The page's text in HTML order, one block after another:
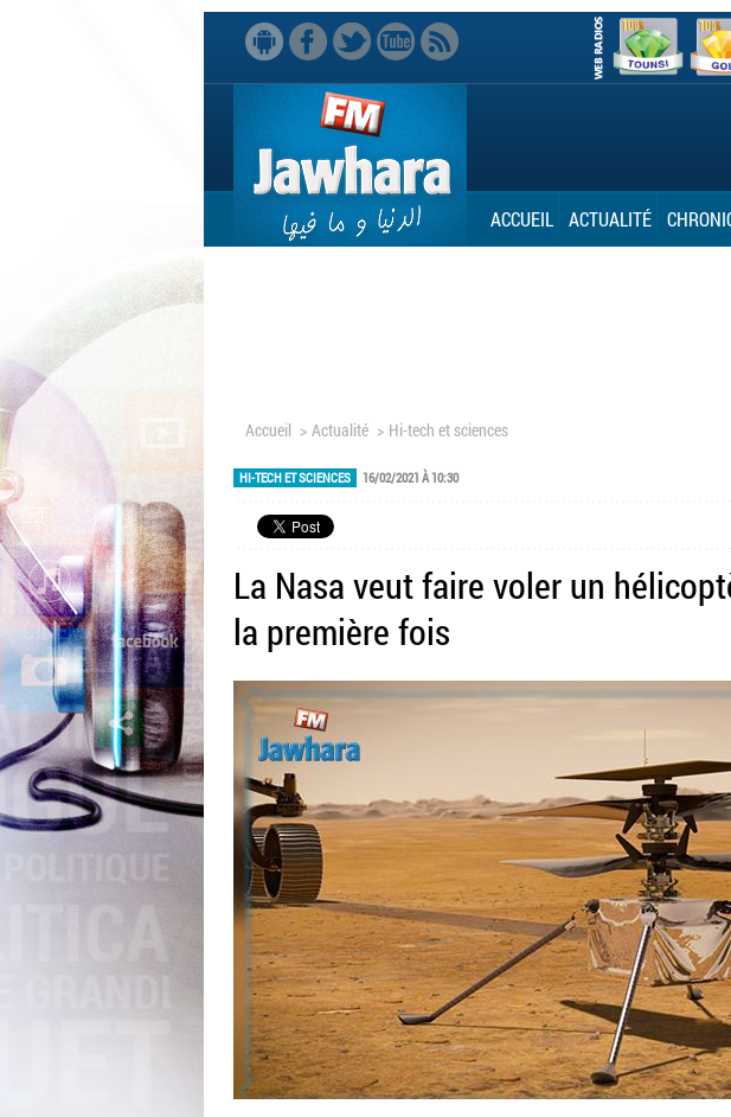
ACCUEIL ACTUALITÉ
Accueil > Actualité > Hi-tech et sciences
HI-TECH ET SCIENCES 16/02/2021 À 10:30
La Nasa veut faire voler un
la première fois